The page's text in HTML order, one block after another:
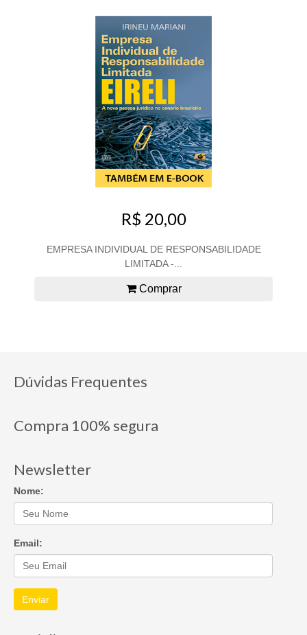
R$ 20,00
EMPRESA INDIVIDUAL DE RESPONSABILIDADE
LIMITADA -...
Comprar
Dúvidas Frequentes
Compra 100% segura
Newsletter
Nome:
Email:
Enviar